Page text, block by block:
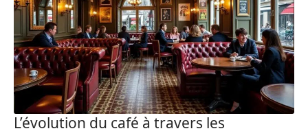
L’évolution du café à travers les